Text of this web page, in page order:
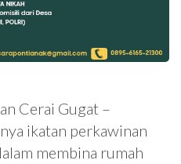
Cerai Gugat –
ikatan perkawinan
membina rumah